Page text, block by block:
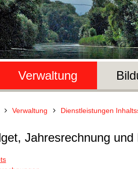
Verwaltung
Verwaltung Dienstleistungen
Jahresrechnung und